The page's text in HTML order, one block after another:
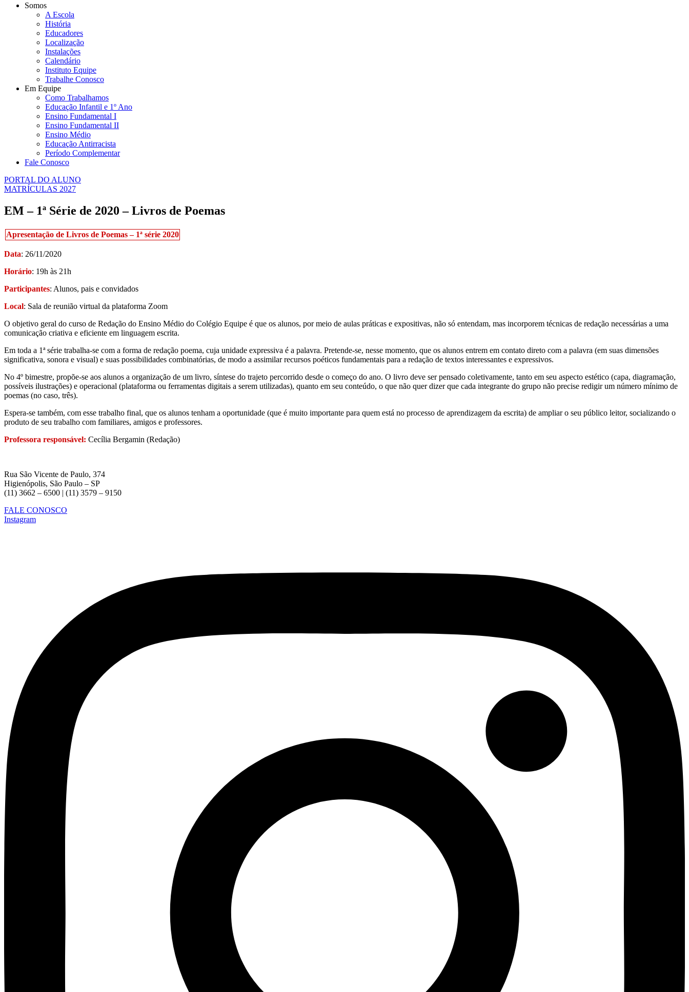
Somos
A Escola
História
Educadores
Localização
Instalações
Calendário
Instituto Equipe
Trabalhe Conosco
Em Equipe
Como Trabalhamos
Educação Infantil e 1º Ano
Ensino Fundamental I
Ensino Fundamental II
Ensino Médio
Educação Antirracista
Período Complementar
Fale Conosco
PORTAL DO ALUNO
MATRÍCULAS 2027
EM – 1ª Série de 2020 – Livros de Poemas
Apresentação de Livros de Poemas – 1ª série 2020
Data: 26/11/2020
Horário: 19h às 21h
Participantes: Alunos, pais e convidados
Local: Sala de reunião virtual da plataforma Zoom
O objetivo geral do curso de Redação do Ensino Médio do Colégio Equipe é que os alunos, por meio de aulas práticas e expositivas, não só entendam, mas incorporem técnicas de redação necessárias a uma
comunicação criativa e eficiente em linguagem escrita.
Em toda a 1ª série trabalha-se com a forma de redação poema, cuja unidade expressiva é a palavra. Pretende-se, nesse momento, que os alunos entrem em contato direto com a palavra (em suas dimensões
significativa, sonora e visual) e suas possibilidades combinatórias, de modo a assimilar recursos poéticos fundamentais para a redação de textos interessantes e expressivos.
No 4º bimestre, propõe-se aos alunos a organização de um livro, síntese do trajeto percorrido desde o começo do ano. O livro deve ser pensado coletivamente, tanto em seu aspecto estético (capa, diagramação,
possíveis ilustrações) e operacional (plataforma ou ferramentas digitais a serem utilizadas), quanto em seu conteúdo, o que não quer dizer que cada integrante do grupo não precise redigir um número mínimo de
poemas (no caso, três).
Espera-se também, com esse trabalho final, que os alunos tenham a oportunidade (que é muito importante para quem está no processo de aprendizagem da escrita) de ampliar o seu público leitor, socializando o
produto de seu trabalho com familiares, amigos e professores.
Professora responsável: Cecília Bergamin (Redação)
Rua São Vicente de Paulo, 374
Higienópolis, São Paulo – SP
(11) 3662 – 6500 | (11) 3579 – 9150
FALE CONOSCO
Instagram